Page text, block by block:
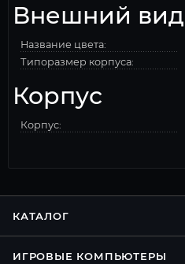
Внешний вид
Название цвета:
Типоразмер корпуса:
Корпус
Корпус:
КАТАЛОГ
ИГРОВЫЕ КОМПЬЮТЕРЫ